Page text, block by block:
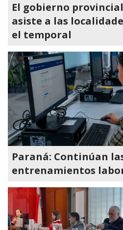
El gobierno
asiste a las
el temporal
Paraná: Continúan
entrenamientos